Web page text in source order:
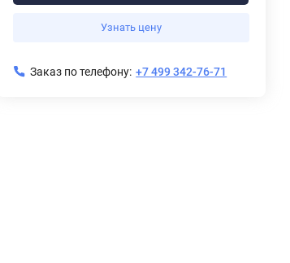
Узнать цену
Заказ по телефону: +7 499 342-76-71